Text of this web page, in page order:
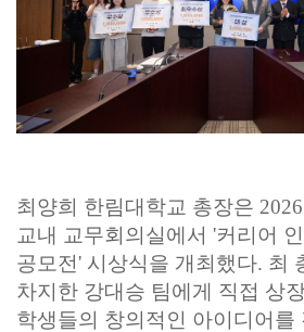
최양희 한림대학교 총장은
교내 교무회의실에서 '커리어
공모전' 시상식을 개최했다. 최
차지한 강대승 팀에게 직접 상
학생들의 창의적인 아이디어를